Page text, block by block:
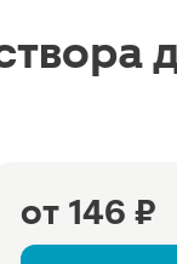
от 146 ₽